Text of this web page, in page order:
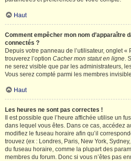
Haut
Comment empêcher mon nom d’apparaître
connectés ?
Depuis votre panneau de l’utilisateur, onglet «
trouverez l’option Cacher mon statut en ligne.
ne serez visible que par les administrateurs,
Vous serez compté parmi les membres
Haut
Les heures ne sont pas correctes !
Il est possible que l’heure affichée utilise un
dans lequel vous êtes. Dans ce cas, accédez
modifiez le fuseau horaire afin qu’il
trouvez (ex : Londres, Paris, New York,
du fuseau horaire, comme la plupart des
membres du forum. Donc si vous n’êtes pas